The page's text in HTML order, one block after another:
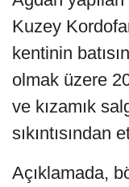
Kuzey
kentinin
olmak üzere
ve kızamık
sıkıntısından
Açıklamada,